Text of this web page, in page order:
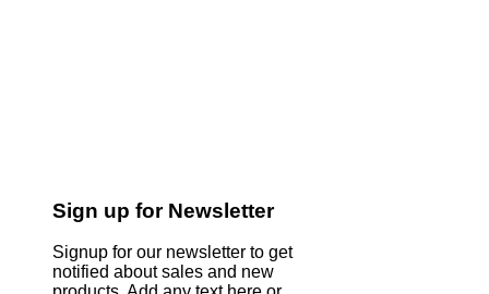
Sign up for Newsletter
Signup for our newsletter to get
notified about sales and new